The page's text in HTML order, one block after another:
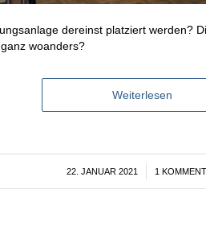
dereinst platziert werden?
woanders?
Weiterlesen
22. JANUAR 2021
/ 1